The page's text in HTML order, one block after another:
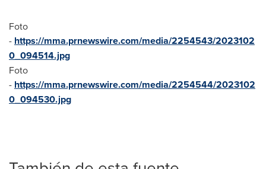
Foto
- https://mma.prnewswire.com/media/2254543/2023102
0_094514.jpg
Foto
- https://mma.prnewswire.com/media/2254544/2023102
0_094530.jpg